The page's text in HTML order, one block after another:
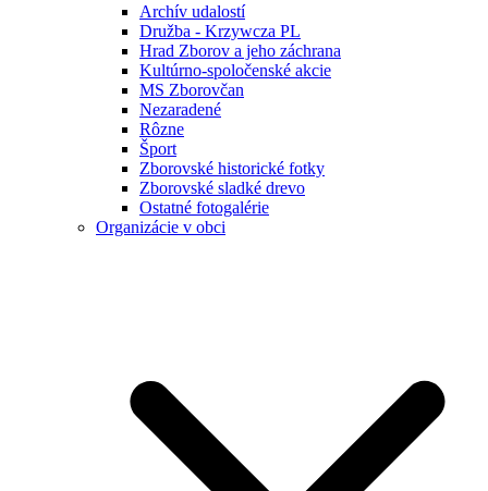
Archív udalostí
Družba - Krzywcza PL
Hrad Zborov a jeho záchrana
Kultúrno-spoločenské akcie
MS Zborovčan
Nezaradené
Rôzne
Šport
Zborovské historické fotky
Zborovské sladké drevo
Ostatné fotogalérie
Organizácie v obci